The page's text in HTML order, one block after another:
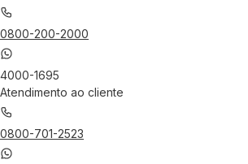
0800-200-2000
4000-1695
Atendimento ao cliente
0800-701-2523